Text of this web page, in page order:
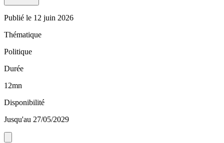
Publié le 12 juin 2026
Thématique
Politique
Durée
12mn
Disponibilité
Jusqu'au 27/05/2029